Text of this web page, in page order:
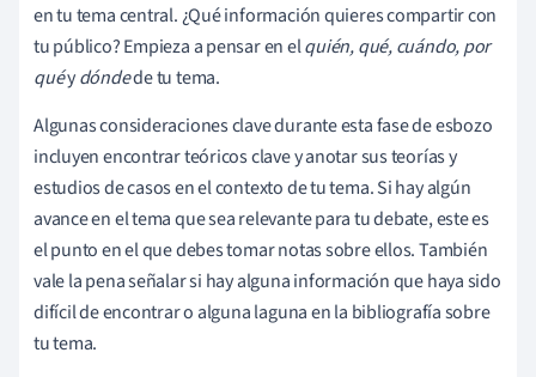
en tu tema central. ¿Qué información quieres compartir con
tu público? Empieza a pensar en elquién, qué, cuándo, por
quéydóndede tu tema.
Algunas consideraciones clave durante esta fase de esbozo
incluyen encontrar teóricos clave y anotar sus teorías y
estudios de casos en el contexto de tu tema. Si hay algún
avance en el tema que sea relevante para tu debate, este es
el punto en el que debes tomar notas sobre ellos. También
vale la pena señalar si hay alguna información que haya sido
difícil de encontrar o alguna laguna en la bibliografía sobre
tu tema.